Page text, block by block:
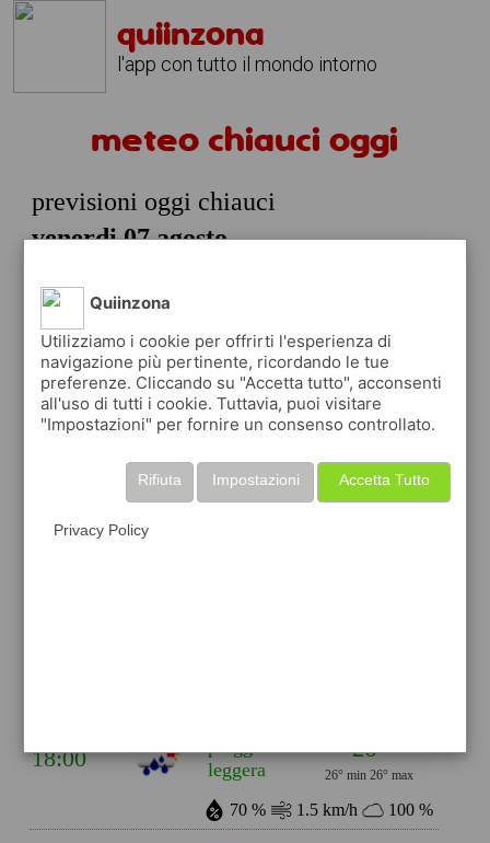
quiinzona
l'app con tutto il mondo intorno
meteo chiauci oggi
previsioni oggi chiauci
venerdi 07 agosto
sparse
22° min24° max
59 % 1.06 km/h
09:00
poche
27°
43 % 1.17 km/h 17 %
12:00
18:00
pioggia
leggera
26°
26° min 26° max
70 % 1.5 km/h 100 %
Quiinzona
Utilizziamo i cookie per offrirti l'esperienza di
navigazione più pertinente, ricordando le tue
preferenze. Cliccando su "Accetta tutto", acconsenti
all'uso di tutti i cookie. Tuttavia, puoi visitare
"Impostazioni" per fornire un consenso controllato.
Accetta Tutto
Impostazioni
Rifiuta
Privacy Policy